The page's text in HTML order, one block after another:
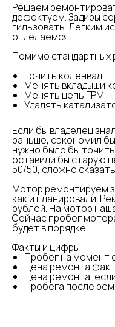
Решаем
дефектуем. Задиры
гильзовать. Легким
отделаемся…
Помимо стандартных
Точить коленвал.
Менять вкладыши
Менять цепь ГРМ
Удалять
Если бы владелец
раньше, сэкономил
нужно было бы
оставили бы старую
50/50, сложно
Мотор ремонтируем
как и планировали.
рублей. На мотор
Сейчас пробег
будет в порядке
Факты и цифры
Пробег на момент
Цена ремонта
Цена ремонта,
Пробега после